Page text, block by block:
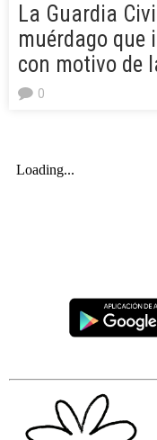
La Guardia
muérdago que
con motivo de
0